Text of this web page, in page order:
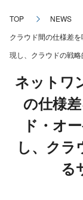
TOP NEWS
クラウド間の仕様差
現し、クラウドの戦
ネットワ
の仕様
ド・オ
し、クラ
る